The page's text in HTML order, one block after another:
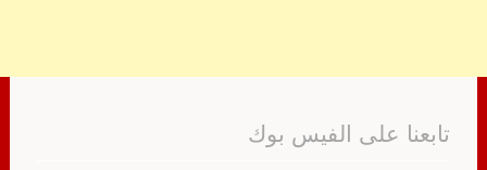
تابعنا على الفيس بوك